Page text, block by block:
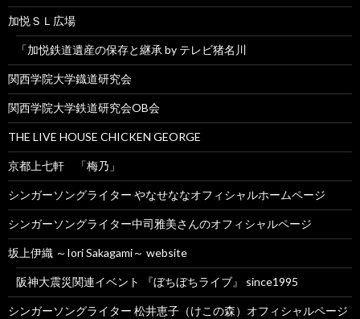
加悦ＳＬ広場
「加悦鉄道遺産の保存と継承 by テレビ猪名川
関西学院大学鐡道研究会
関西学院大学鉄道研究会OB会
THE LIVE HOUSE CHICKEN GEORGE
京都上七軒 「梅乃」
シンガーソングライター やなせななオフィシャルホームページ
シンガーソングライター中司雅美さんのオフィシャルページ
坂上伊織 ～Iori Sakagami～ website
阪神大震災関連イベント 『ぼちぼちライブ』 since1995
シンガーソングライター 松井恵子（けこの森）オフィシャルページ